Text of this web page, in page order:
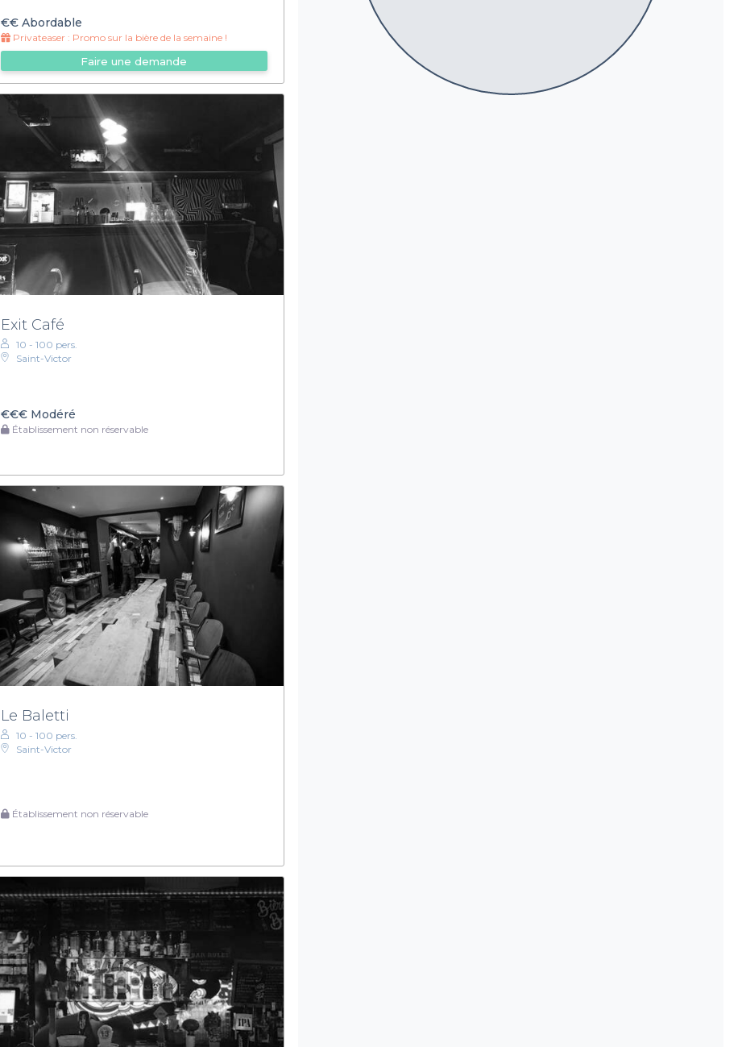
€€Abordable
Privateaser : Promo sur la bière de la semaine !
Faire une demande
Exit Café
10 - 100 pers.
Saint-Victor
€€€Modéré
Établissement non réservable
Le Baletti
10 - 100 pers.
Saint-Victor
Établissement non réservable